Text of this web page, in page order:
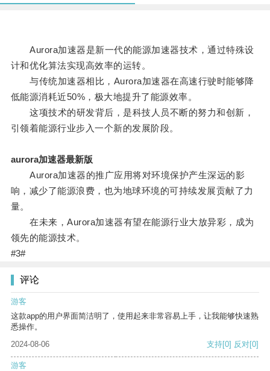
Aurora加速器是新一代的能源加速器技术，通过特殊设
计和优化算法实现高效率的运转。
与传统加速器相比，Aurora加速器在高速行驶时能够降
低能源消耗近50%，极大地提升了能源效率。
这项技术的研发背后，是科技人员不断的努力和创新，
引领着能源行业步入一个新的发展阶段。
aurora加速器最新版
Aurora加速器的推广应用将对环境保护产生深远的影
响，减少了能源浪费，也为地球环境的可持续发展贡献了力
量。
在未来，Aurora加速器有望在能源行业大放异彩，成为
领先的能源技术。
#3#
评论
游客
这款app的用户界面简洁明了，使用起来非常容易上手，让我能够快速熟
悉操作。
2024-08-06
支持[0] 反对[0]
游客